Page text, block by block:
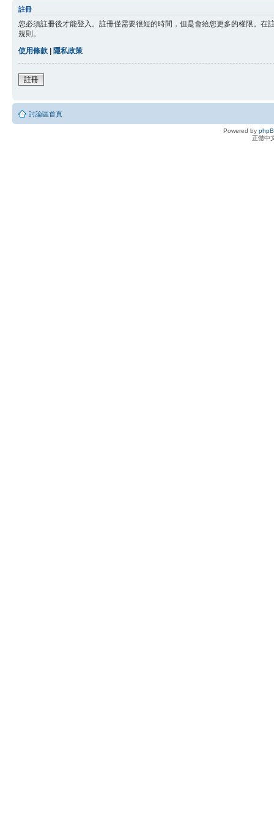
註冊
您必須註冊後才能登入。註冊僅需要很短的時間，但是會給您更多的權限。
規則。
使用條款 | 隱私政策
註冊
討論區首頁
Powered by
正體中